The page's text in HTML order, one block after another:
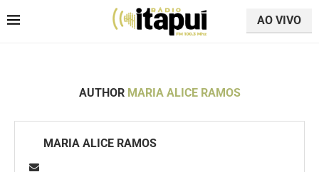
AO VIVO
AUTHOR MARIA ALICE RAMOS
MARIA ALICE RAMOS